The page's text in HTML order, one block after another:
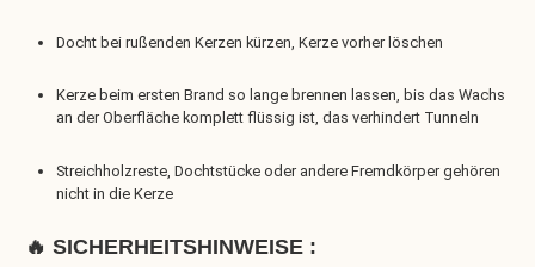
Docht bei rußenden Kerzen kürzen, Kerze vorher löschen
Kerze beim ersten Brand so lange brennen lassen, bis das Wachs
an der Oberfläche komplett flüssig ist, das verhindert Tunneln
Streichholzreste, Dochtstücke oder andere Fremdkörper gehören
nicht in die Kerze
🔥 SICHERHEITSHINWEISE :